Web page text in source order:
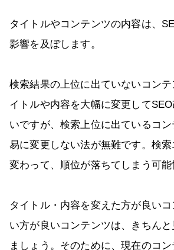
タイトルやコンテンツの内容は、
影響を及ぼします。
検索結果の上位に出ていないコン
イトルや内容を大幅に変更して
いですが、検索上位に出ているコ
易に変更しない法が無難です。検
変わって、順位が落ちてしまう可能
タイトル・内容を変えた方が良い
い方が良いコンテンツは、きちん
ましょう。そのために、現在のコ